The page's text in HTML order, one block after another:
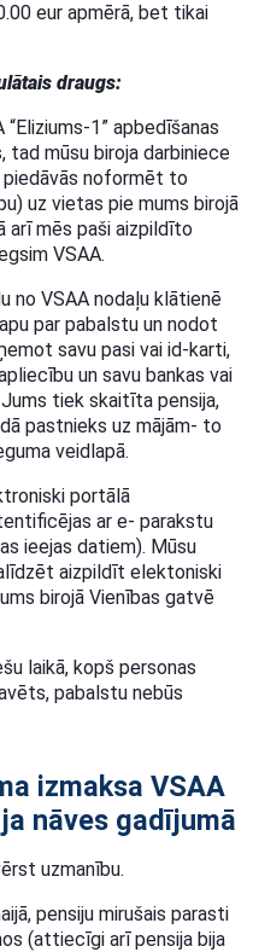
eur apmērā, bet tikai
draugs:
1” apbedīšanas
tad mūsu biroja darbiniece
noformēt to
uz vietas pie mums birojā
arī mēs paši aizpildīto
VSAA.
no VSAA nodaļu klātienē
par pabalstu un nodot
savu pasi vai id-karti,
un savu bankas vai
tiek skaitīta pensija,
pastnieks uz mājām- to
veidlapā.
portālā
ar e- parakstu
ieejas datiem). Mūsu
aizpildīt elektoniski
birojā Vienības gatvē
laikā, kopš personas
pabalstu nebūs
izmaksa VSAA
nāves gadījumā
uzmanību.
pensiju mirušais parasti
(attiecīgi arī pensija bija